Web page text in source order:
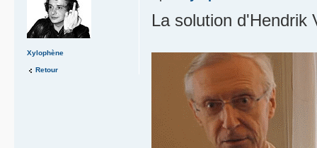
La solution d'Hendrik
Xylophène
Retour